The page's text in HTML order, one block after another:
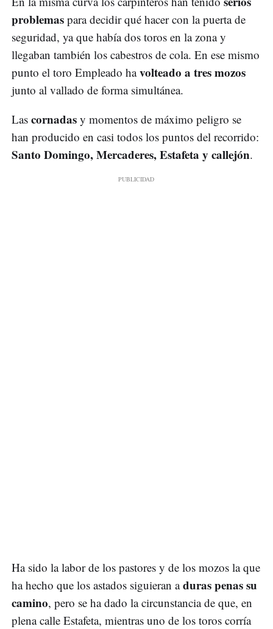
problemas para decidir qué hacer con la puerta de
seguridad, ya que había dos toros en la zona y
llegaban también los cabestros de cola. En ese mismo
punto el toro Empleado havolteado a tres mozos
junto al vallado de forma simultánea.
Las cornadas y momentos de máximo peligro se
han producido en casi todos los puntos del recorrido:
Santo Domingo, Mercaderes, Estafeta y callejón.
Ha sido la labor de los pastores y de los mozos la que
ha hecho que los astados siguieran aduras penas su
camino, pero se ha dado la circunstancia de que, en
plena calle Estafeta, mientras uno de los toros corría